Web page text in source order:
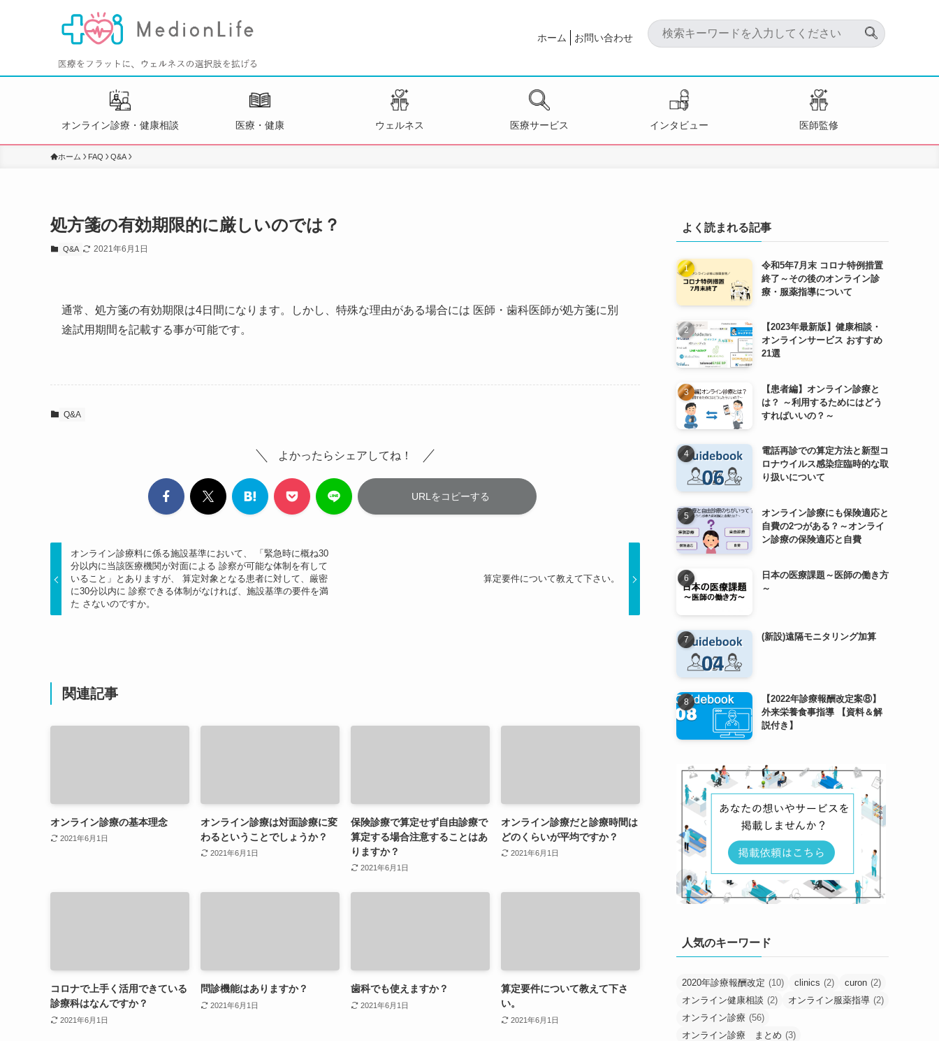
ホーム お問い合わせ
オンライン診療・健康相談 医療・健康 ウェルネス 医療サービス インタビュー 医師監修
ホーム FAQ Q&A
処方箋の有効期限的に厳しいのでは？
Q&A 2021年6月1日
通常、処方箋の有効期限は4日間になります。しかし、特殊な理由がある場合には 医師・歯科医師が処方箋に別
途試用期間を記載する事が可能です。
Q&A
よかったらシェアしてね！
URLをコピーする
オンライン診療料に係る施設基準において、 「緊急時に概ね30
分以内に当該医療機関が対面による 診察が可能な体制を有して
いること」とありますが、 算定対象となる患者に対して、厳密
に30分以内に 診察できる体制がなければ、施設基準の要件を満
た さないのですか。
算定要件について教えて下さい。
関連記事
オンライン診療の基本理念
2021年6月1日
オンライン診療は対面診療に変
わるということでしょうか？
2021年6月1日
保険診療で算定せず自由診療で
算定する場合注意することはあ
りますか？
2021年6月1日
オンライン診療だと診療時間は
どのくらいが平均ですか？
2021年6月1日
コロナで上手く活用できている
診療科はなんですか？
2021年6月1日
問診機能はありますか？
2021年6月1日
歯科でも使えますか？
2021年6月1日
算定要件について教えて下さ
い。
2021年6月1日
よく読まれる記事
令和5年7月末 コロナ特例措置
終了～その後のオンライン診
療・服薬指導について
【2023年最新版】健康相談・
オンラインサービス おすすめ
21選
【患者編】オンライン診療と
は？ ～利用するためにはどう
すればいいの？～
電話再診での算定方法と新型コ
ロナウイルス感染症臨時的な取
り扱いについて
オンライン診療にも保険適応と
自費の2つがある？～オンライ
ン診療の保険適応と自費
日本の医療課題～医師の働き方
～
(新設)遠隔モニタリング加算
【2022年診療報酬改定案⑧】
外来栄養食事指導 【資料＆解
説付き】
人気のキーワード
2020年診療報酬改定 (10) clinics (2) curon (2)
オンライン健康相談 (2) オンライン服薬指導 (2)
オンライン診療 (56)
オンライン診療 まとめ (3)